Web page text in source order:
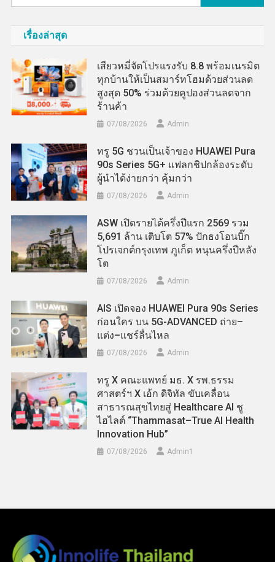
สำหรับ:
เรื่องล่าสุด
เสียวหมี่จัดโปรแรงรับ 8.8 พร้อมเนรมิต
ทุกบ้านให้เป็นสมาร์ทโฮมด้วยส่วนลด
สูงสุด 50% ร่วมด้วยคูปองส่วนลดจาก
ร้านค้า
07/08/2026 Admin
ทรู 5G ชวนเป็นเจ้าของ HUAWEI Pura
90s Series 5G+ แฟลกชิปกล้องระดับ
ผู้นำได้ง่ายกว่า คุ้มกว่า
07/08/2026 Admin
ASW เปิดรายได้ครึ่งปีแรก 2569 รวม
5,691 ล้าน เติบโต 57% ปักธงโอนบิ๊ก
โปรเจกต์กรุงเทพ ภูเก็ต หนุนครึ่งปีหลัง
โต
07/08/2026 Admin
AIS เปิดจอง HUAWEI Pura 90s Series
ก่อนใคร บน 5G-ADVANCED ถ่าย–
แต่ง–แชร์ลื่นไหล
07/08/2026 Admin
ทรู X คณะแพทย์ มธ. X รพ.ธรรม
ศาสตร์ฯ X เอ้ก ดิจิทัล ขับเคลื่อน
สาธารณสุขไทยสู่ Healthcare AI ชู
ไฮไลต์ “Thammasat–True AI Health
Innovation Hub”
07/08/2026 Admin​1